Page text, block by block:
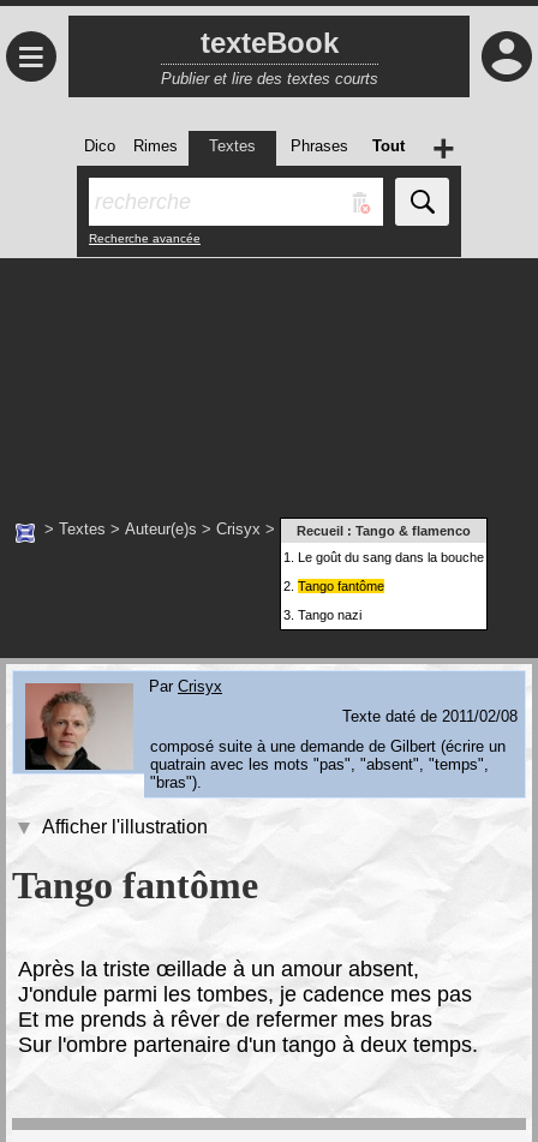
≡ texteBook
Publier et lire des textes courts
Dico Rimes Textes Phrases Tout
Recherche avancée
+
> Textes > Auteur(e)s > Crisyx > Recueil : Tango & flamenco
1. Le goût du sang dans la bouche
2. Tango fantôme
3. Tango nazi
Par Crisyx
Texte daté de 2011/02/08
composé suite à une demande de Gilbert (écrire un
quatrain avec les mots "pas", "absent", "temps",
"bras").
Afficher l'illustration
Tango fantôme
Après la triste œillade à un amour absent,
J'ondule parmi les tombes, je cadence mes pas
Et me prends à rêver de refermer mes bras
Sur l'ombre partenaire d'un tango à deux temps.